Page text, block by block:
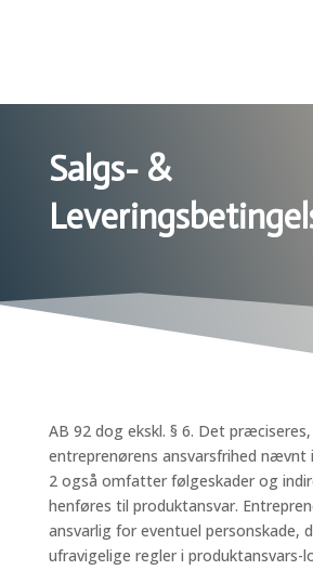
Salgs- &
AB 92 dog ekskl. § 6. Det
entreprenørens ansvarsfrihed nævnt
2 også omfatter følgeskader og
henføres til produktansvar.
ansvarlig for eventuel personskade,
ufravigelige regler i produktansvars-